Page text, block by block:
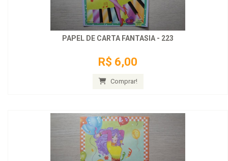
PAPEL DE CARTA FANTASIA - 223
R$ 6,00
Comprar!